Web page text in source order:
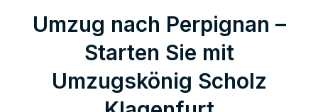
Umzug nach Perpignan –
Starten Sie mit
Umzugskönig Scholz